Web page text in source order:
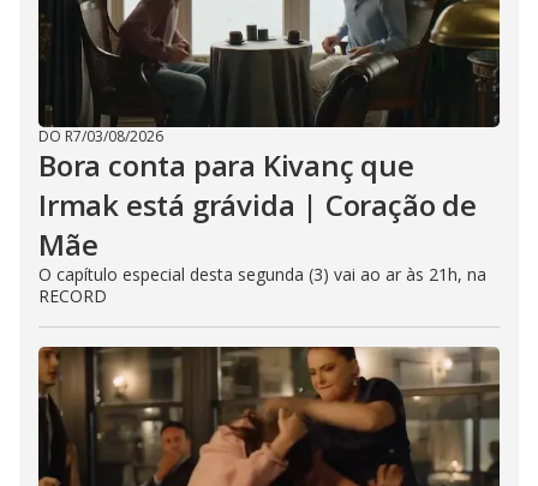
DO R7/03/08/2026
Bora conta para Kivanç que
Irmak está grávida | Coração de
Mãe
O capítulo especial desta segunda (3) vai ao ar às 21h, na
RECORD